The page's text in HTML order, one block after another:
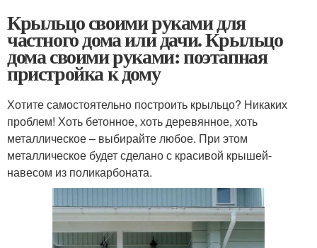
Крыльцо своими руками для
частного дома или дачи. Крыльцо
дома своими руками: поэтапная
пристройка к дому
Хотите самостоятельно построить крыльцо? Никаких
проблем! Хоть бетонное, хоть деревянное, хоть
металлическое – выбирайте любое. При этом
металлическое будет сделано с красивой крышей-
навесом из поликарбоната.